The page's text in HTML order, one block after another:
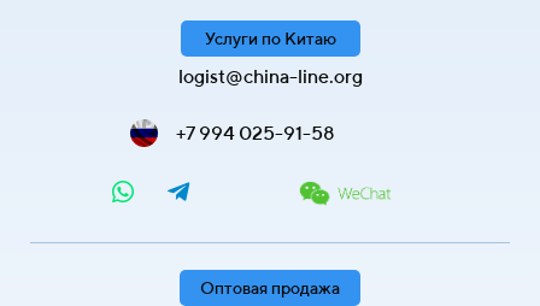
Услуги по Китаю
logist@china-line.org
+7 994 025-91-58
Оптовая продажа